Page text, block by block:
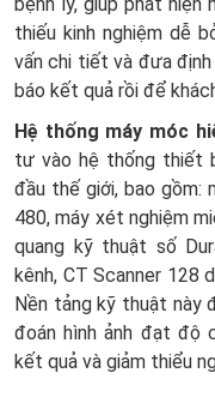
thiếu kinh nghiệm dễ
vấn chi tiết và đưa
báo kết quả rồi để
Hệ thống máy móc
tư vào hệ thống thiết
đầu thế giới, bao gồm:
480, máy xét nghiệm
quang kỹ thuật số
kênh, CT Scanner 128
Nền tảng kỹ thuật này
đoán hình ảnh đạt độ
kết quả và giảm thiểu